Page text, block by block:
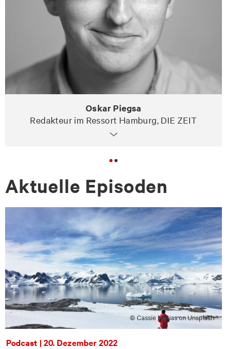
Oskar Piegsa
Redakteur im Ressort Hamburg, DIE ZEIT
Ak­tu­el­le Epi­so­den
© Cassie Matias on Unsplash
Podcast | 20. Dezember 2022